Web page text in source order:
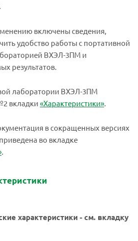
включены сведения,
удобство работы с портативной
ВХЭЛ-3ПМ и
результатов.
лаборатории ВХЭЛ-3ПМ
вкладки «Характеристики»
в сокращенных версиях
во вкладке
характеристики - см. вкладку